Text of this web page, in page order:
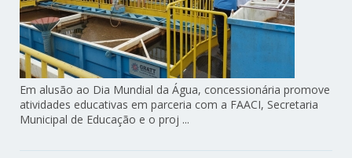
Em alusão ao Dia Mundial da Água, concessionária promove
atividades educativas em parceria com a FAACI, Secretaria
Municipal de Educação e o proj ...